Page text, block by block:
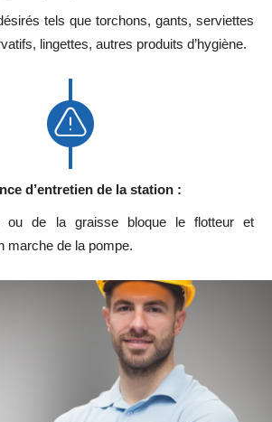
tels que torchons, gants, serviettes
lingettes, autres produits d’hygiène.
d’entretien de la station :
ou de la graisse bloque le flotteur et
marche de la pompe.